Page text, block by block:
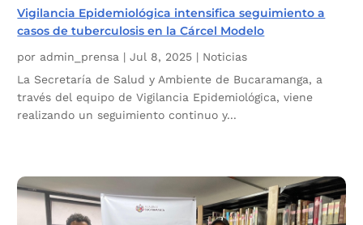
Vigilancia Epidemiológica intensifica seguimiento a
casos de tuberculosis en la Cárcel Modelo
por admin_prensa |Jul 8, 2025 | Noticias
La Secretaría de Salud y Ambiente de Bucaramanga, a
través del equipo de Vigilancia Epidemiológica, viene
realizando un seguimiento continuo y...